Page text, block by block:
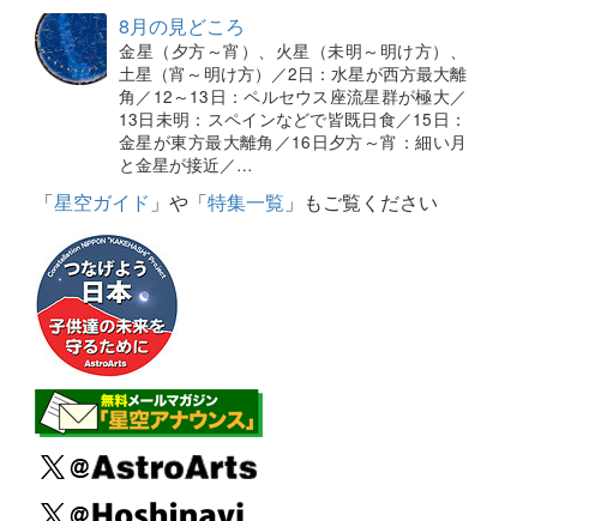
8月の見どころ
金星（夕方～宵）、火星（未明～明け方）、
土星（宵～明け方）／2日：水星が西方最大離
角／12～13日：ペルセウス座流星群が極大／
13日未明：スペインなどで皆既日食／15日：
金星が東方最大離角／16日夕方～宵：細い月
と金星が接近／…
「星空ガイド 」や「特集一覧 」もご覧ください